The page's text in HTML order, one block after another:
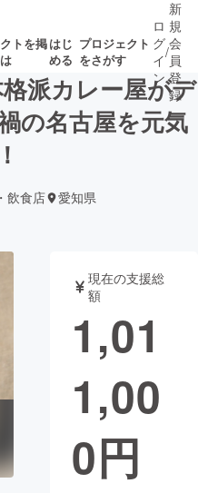
トを掲はじ
める
プロジェクト
をさがす
ト
書籍・雑誌
チャレンジ
ロ
グ
イ
ン
/
新
規
会
員
登
録
派カレー屋がデ
の名古屋を元気
飲食店 愛知県
現在の支援総
額
1,01
1,00
0円